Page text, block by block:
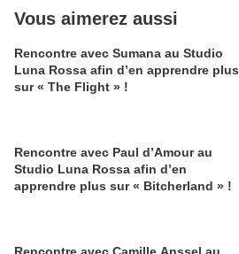
Vous aimerez aussi
Rencontre avec Sumana au Studio
Luna Rossa afin d’en apprendre plus
sur « The Flight » !
Rencontre avec Paul d’Amour au
Studio Luna Rossa afin d’en
apprendre plus sur « Bitcherland » !